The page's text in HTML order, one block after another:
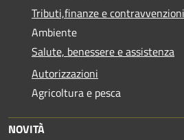
Tributi,finanze e contravvenzioni
Ambiente
Salute, benessere e assistenza
Autorizzazioni
Agricoltura e pesca
NOVITÀ